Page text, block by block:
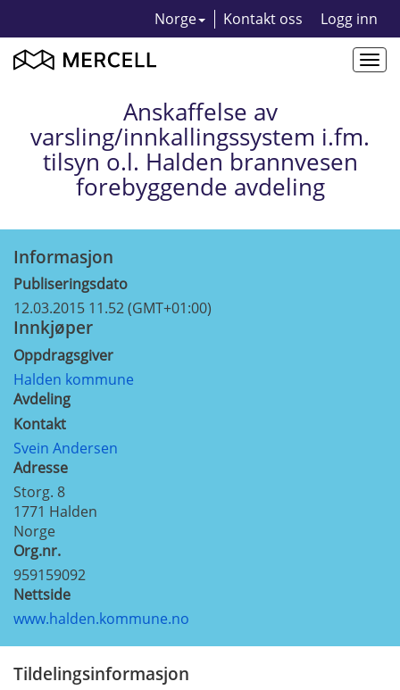
Norge Kontakt oss Logg inn
Anskaffelse av
varsling/innkallingssystem i.fm.
tilsyn o.l. Halden brannvesen
forebyggende avdeling
Informasjon
Publiseringsdato
12.03.2015 11.52 (GMT+01:00)
Innkjøper
Oppdragsgiver
Halden kommune
Avdeling
Kontakt
Svein Andersen
Adresse
Storg. 8
1771 Halden
Norge
Org.nr.
959159092
Nettside
www.halden.kommune.no
Tildelingsinformasjon